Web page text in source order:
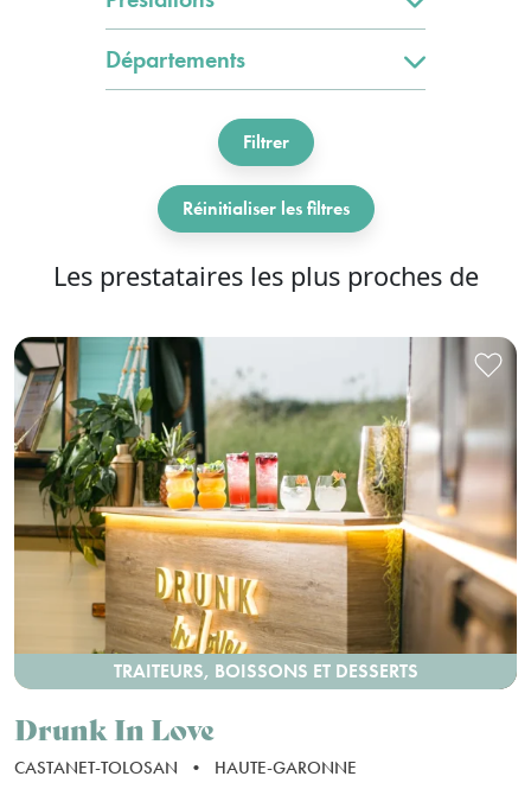
Départements
Filtrer
Réinitialiser les filtres
Les prestataires les plus proches de
TRAITEURS, BOISSONS ET DESSERTS
Drunk In Love
CASTANET-TOLOSAN • HAUTE-GARONNE